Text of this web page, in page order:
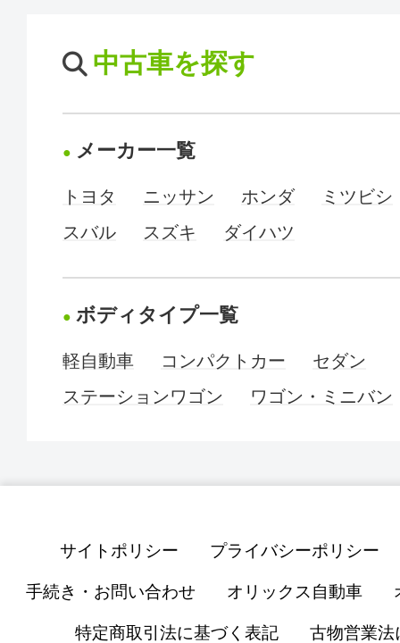
中古車を探す
メーカー一覧
トヨタ ニッサン ホンダ
ミツビシ
スバル
スズキ ダイハツ
ボディタイプ一覧
軽自動車 コンパクトカー
セダン
ステーションワゴン
ワゴン・ミニバン
サイトポリシー プライバシーポリシー
手続き・お問い合わせ オリックス自動車
特定商取引法に基づく表記 古物営業法